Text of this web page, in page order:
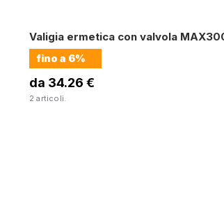
Valigia ermetica con valvola
fino a 6%
da 34.26 €
2 articoli.